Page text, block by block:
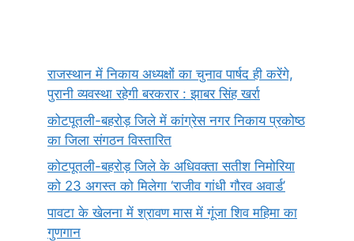
राजस्थान में निकाय अध्यक्षों का चुनाव पार्षद ही करेंगे,
पुरानी व्यवस्था रहेगी बरकरार : झाबर सिंह खर्रा
कोटपूतली-बहरोड़ जिले में कांग्रेस नगर निकाय प्रकोष्ठ
का जिला संगठन विस्तारित
कोटपूतली-बहरोड़ जिले के अधिवक्ता सतीश निमोरिया
को 23 अगस्त को मिलेगा ‘राजीव गांधी गौरव अवार्ड’
पावटा के खेलना में श्रावण मास में गूंजा शिव महिमा का
गुणगान